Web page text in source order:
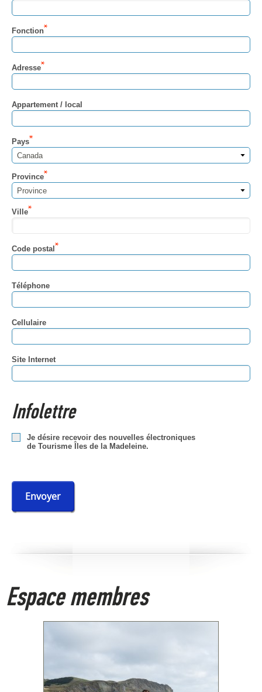
Fonction
Adresse
Appartement / local
Pays
Canada
Province
Province
Ville
Code postal
Téléphone
Cellulaire
Site Internet
Infolettre
Je désire recevoir des nouvelles électroniques
de Tourisme Îles de la Madeleine.
Envoyer
Espace membres